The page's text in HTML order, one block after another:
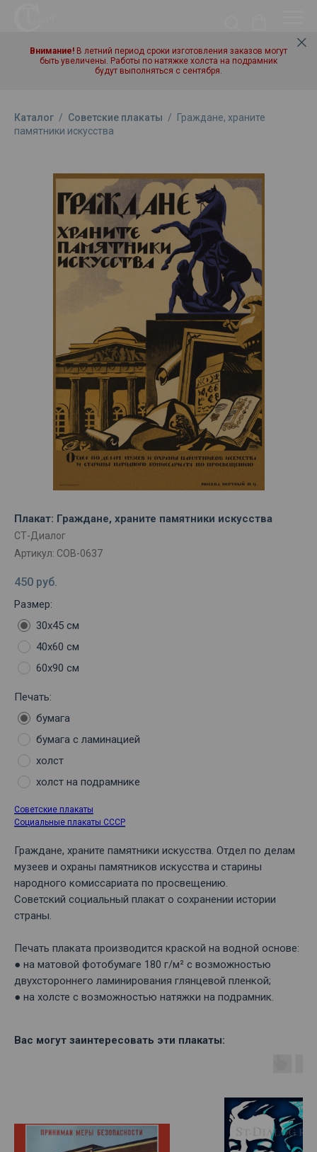
Внимание! В летний период сроки изготовления заказов могут
быть увеличены. Работы по натяжке холста на подрамник
будут выполняться с сентября.
Каталог / Советские плакаты /
Граждане, храните
памятники искусства
Плакат: Граждане, храните памятники искусства
СТ-Диалог
Артикул: СОВ-0637
450 руб.
Размер:
30х45 см
40х60 см
60х90 см
Печать:
бумага
бумага с ламинацией
холст
холст на подрамнике
Советские плакаты
Социальные плакаты СССР
Граждане, храните памятники искусства. Отдел по делам
музеев и охраны памятников искусства и старины
народного комиссариата по просвещению.
Советский социальный плакат о сохранении истории
страны.
Печать плаката производится краской на водной основе:
● на матовой фотобумаге 180 г/м² с возможностью
двухстороннего ламинирования глянцевой пленкой;
● на холсте с возможностью натяжки на подрамник.
Вас могут заинтересовать эти плакаты: